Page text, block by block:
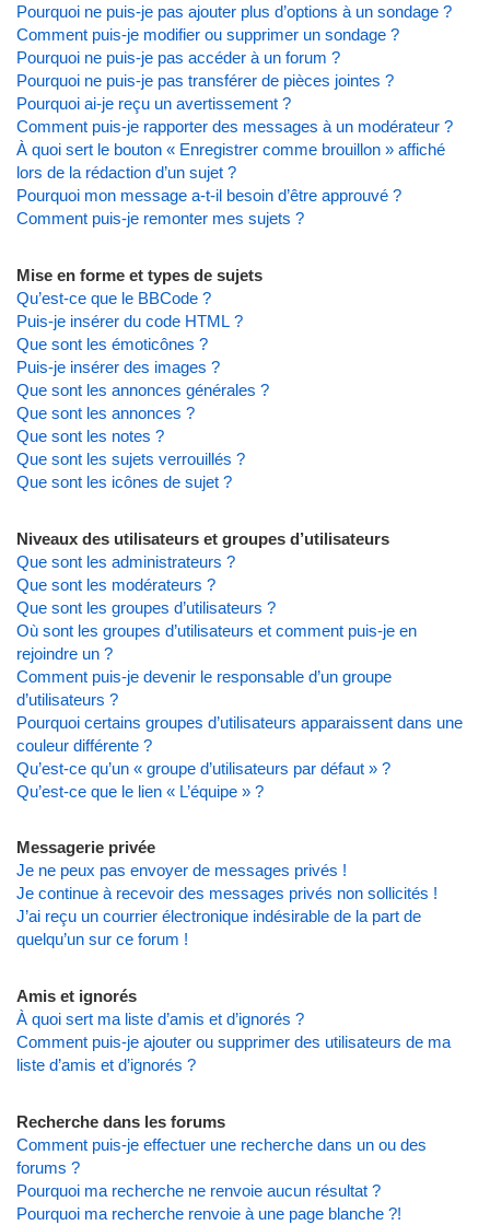
Pourquoi ne puis-je pas ajouter plus d’options à un sondage ?
Comment puis-je modifier ou supprimer un sondage ?
Pourquoi ne puis-je pas accéder à un forum ?
Pourquoi ne puis-je pas transférer de pièces jointes ?
Pourquoi ai-je reçu un avertissement ?
Comment puis-je rapporter des messages à un modérateur ?
À quoi sert le bouton « Enregistrer comme brouillon » affiché
lors de la rédaction d’un sujet ?
Pourquoi mon message a-t-il besoin d’être approuvé ?
Comment puis-je remonter mes sujets ?
Mise en forme et types de sujets
Qu’est-ce que le BBCode ?
Puis-je insérer du code HTML ?
Que sont les émoticônes ?
Puis-je insérer des images ?
Que sont les annonces générales ?
Que sont les annonces ?
Que sont les notes ?
Que sont les sujets verrouillés ?
Que sont les icônes de sujet ?
Niveaux des utilisateurs et groupes d’utilisateurs
Que sont les administrateurs ?
Que sont les modérateurs ?
Que sont les groupes d’utilisateurs ?
Où sont les groupes d’utilisateurs et comment puis-je en
rejoindre un ?
Comment puis-je devenir le responsable d’un groupe
d’utilisateurs ?
Pourquoi certains groupes d’utilisateurs apparaissent dans une
couleur différente ?
Qu’est-ce qu’un « groupe d’utilisateurs par défaut » ?
Qu’est-ce que le lien « L’équipe » ?
Messagerie privée
Je ne peux pas envoyer de messages privés !
Je continue à recevoir des messages privés non sollicités !
J’ai reçu un courrier électronique indésirable de la part de
quelqu’un sur ce forum !
Amis et ignorés
À quoi sert ma liste d’amis et d’ignorés ?
Comment puis-je ajouter ou supprimer des utilisateurs de ma
liste d’amis et d’ignorés ?
Recherche dans les forums
Comment puis-je effectuer une recherche dans un ou des
forums ?
Pourquoi ma recherche ne renvoie aucun résultat ?
Pourquoi ma recherche renvoie à une page blanche ?!